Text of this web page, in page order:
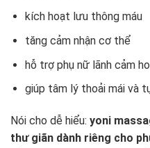
kích hoạt lưu thông máu
tăng cảm nhận cơ thể
hỗ trợ phụ nữ lãnh cảm
giúp tâm lý thoải mái và
Nói cho dễ hiểu: yoni
thư giãn dành riêng cho